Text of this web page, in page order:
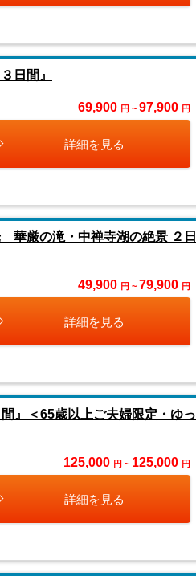
日間』
69,900 円 ~ 97,900 円
詳細を見る
華厳の滝・中禅寺湖の絶景 ２日
49,900 円 ~ 79,900 円
詳細を見る
』＜65歳以上ご夫婦限定・ゆっ
125,000 円 ~ 125,000 円
詳細を見る